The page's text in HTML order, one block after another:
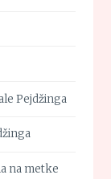
Pejdžinga
na metke